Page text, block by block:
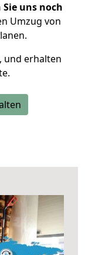
uns noch
Umzug von
und erhalten